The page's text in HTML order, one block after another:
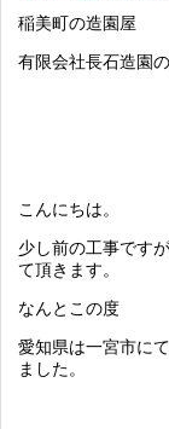
稲美町の造園屋
有限会社長石造園
こんにちは。
少し前の工事です
て頂きます。
なんとこの度
愛知県は一宮市に
ました。